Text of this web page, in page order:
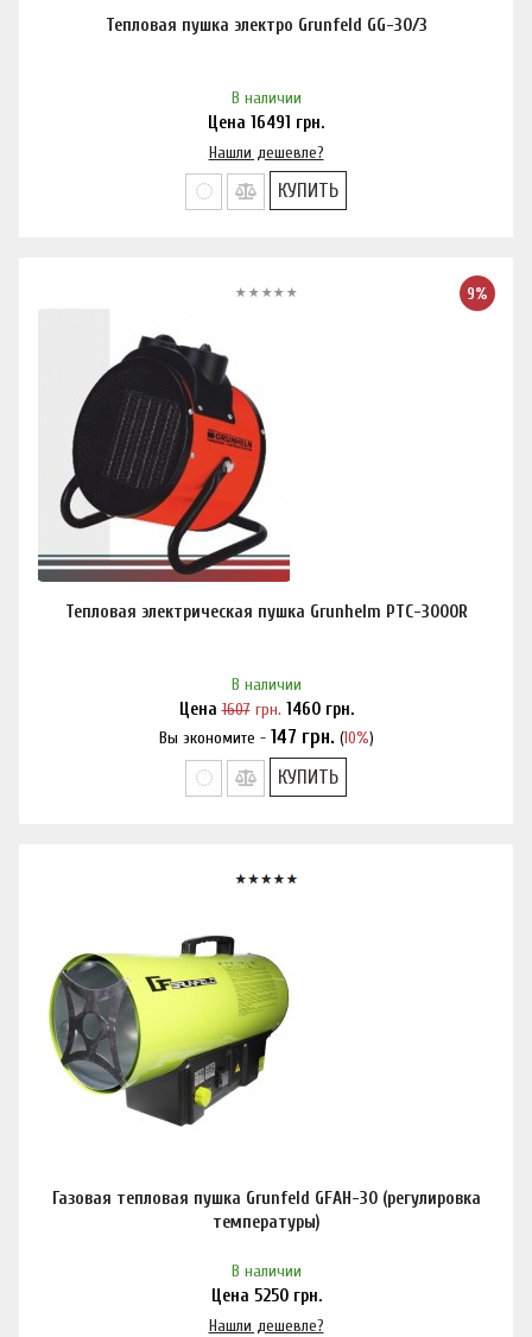
Тепловая пушка электро Grunfeld GG-30/3
В наличии
Цена 16491 грн.
Нашли дешевле?
КУПИТЬ
9%
Тепловая электрическая пушка Grunhelm PTC-3000R
В наличии
Цена1607грн. 1460грн.
Вы экономите - 147 грн. (10%)
Нашли дешевле?
КУПИТЬ
Газовая тепловая пушка Grunfeld GFAH-30 (регулировка
температуры)
В наличии
Цена 5250грн.
Нашли дешевле?